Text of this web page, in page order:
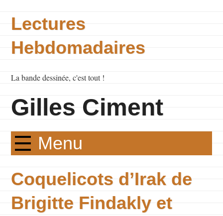
Lectures
Hebdomadaires
La bande dessinée, c'est tout !
Gilles Ciment
Menu
Coquelicots d’Irak de
Brigitte Findakly et